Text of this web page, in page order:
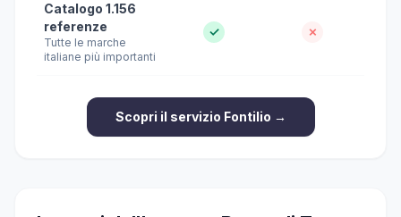
Catalogo 1.156
referenze
Tutte le marche
italiane più importanti
✓ ✗
Scopri il servizio Fontilio →